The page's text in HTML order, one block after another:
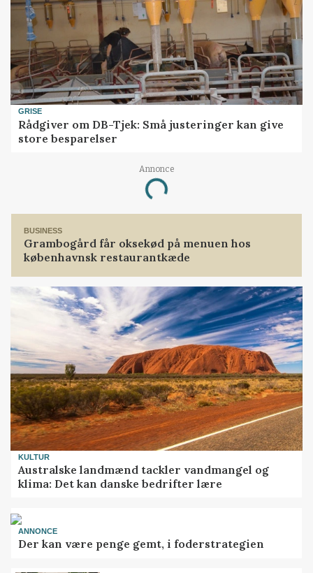
GRISE
Rådgiver om DB-Tjek: Små justeringer kan give
store besparelser
Annonce
Loading...
BUSINESS
Grambogård får oksekød på menuen hos
københavnsk restaurantkæde
KULTUR
Australske landmænd tackler vandmangel og
klima: Det kan danske bedrifter lære
ANNONCE
Der kan være penge gemt, i foderstrategien